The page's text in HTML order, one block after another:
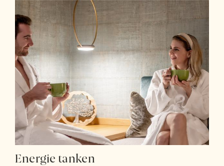
Energie tanken